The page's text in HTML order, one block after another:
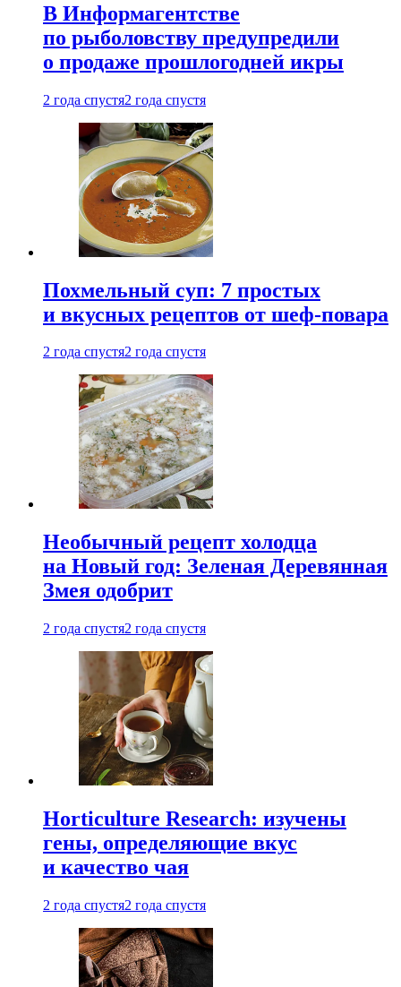
В Информагентстве
по рыболовству предупредили
о продаже прошлогодней икры
2 года спустя2 года спустя
Похмельный суп: 7 простых
и вкусных рецептов от шеф-повара
2 года спустя2 года спустя
Необычный рецепт холодца
на Новый год: Зеленая Деревянная
Змея одобрит
2 года спустя2 года спустя
Horticulture Research: изучены
гены, определяющие вкус
и качество чая
2 года спустя2 года спустя